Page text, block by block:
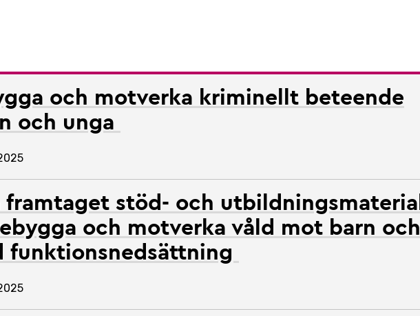
och motverka kriminellt beteende
och unga
framtaget stöd- och utbildningsmaterial
och motverka våld mot barn och
funktionsnedsättning